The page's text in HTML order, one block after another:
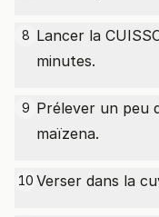
8 Lancer la
minutes.
9 Prélever un peu
maïzena.
10 Verser dans la